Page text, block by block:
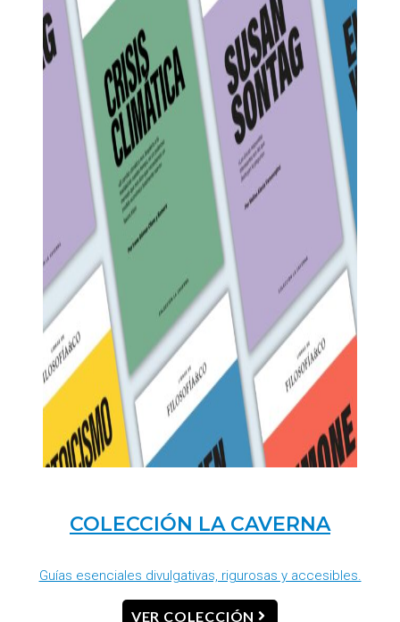
COLECCIÓN LA CAVERNA
Guías esenciales divulgativas, rigurosas y accesibles.
VER COLECCIÓN